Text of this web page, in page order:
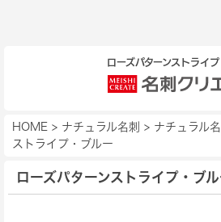
ローズパターンストライプ
HOME > ナチュラル名刺 > ナチュラル
ストライプ・ブルー
ローズパターンストライプ・ブ